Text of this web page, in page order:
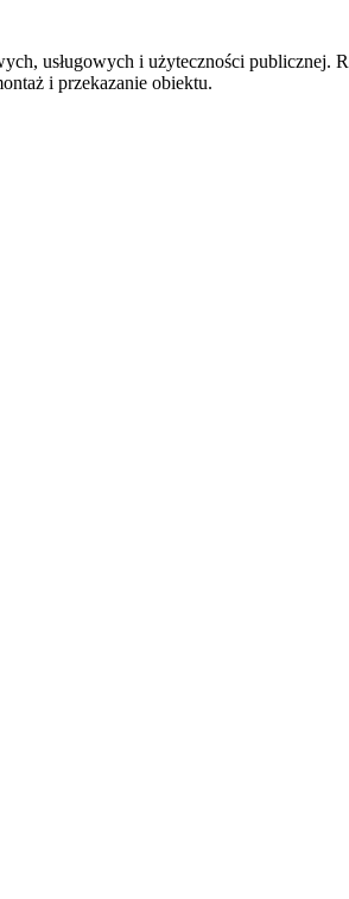
usługowych i użyteczności
i przekazanie obiektu.